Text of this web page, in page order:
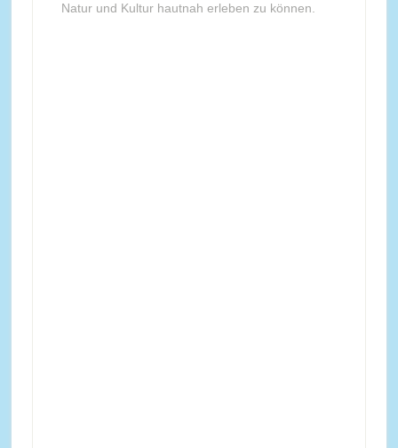
Natur und Kultur hautnah erleben zu können.